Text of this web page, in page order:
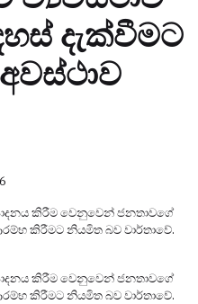
දැක්වීමට
කිරීම වෙනුවෙන් ජනතාවගේ
කිරීමට නියමිත බව වාර්තාවේ.
කිරීම වෙනුවෙන් ජනතාවගේ
කිරීමට නියමිත බව වාර්තාවේ.